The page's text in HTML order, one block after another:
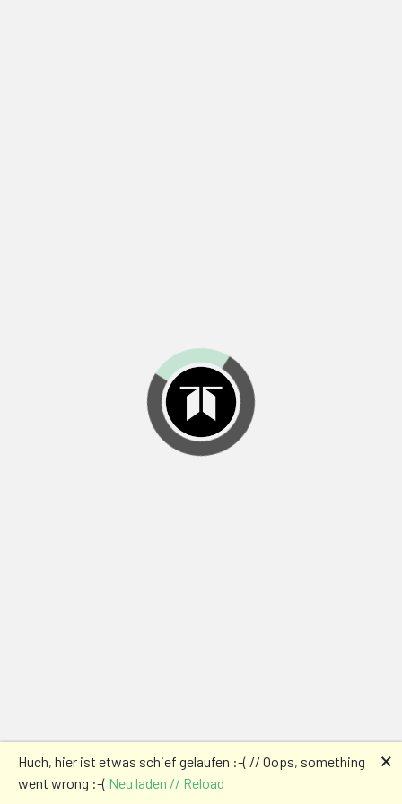
Huch, hier ist etwas schief gelaufen :-( // Oops, something
went wrong :-( Neu laden // Reload
🗙